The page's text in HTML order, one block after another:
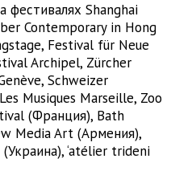
фестивалях Shanghai
Contemporary in Hong
Festival für Neue
Archipel, Zürcher
Schweizer
Musiques Marseille, Zoo
(Франция), Bath
Media Art (Армения),
‘atélier trideni